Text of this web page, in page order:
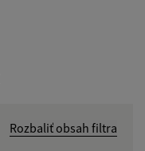
Rozbaliť obsah filtra